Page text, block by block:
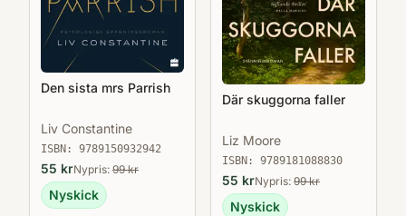
Den sista mrs Parrish
Liv Constantine
ISBN: 9789150932942
55 krNypris: 99kr
Nyskick
Där skuggorna faller
Liz Moore
ISBN: 9789181088830
55 krNypris: 99kr
Nyskick